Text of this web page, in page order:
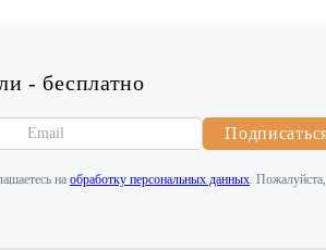
- бесплатно
на обработку персональных данных. Пожалуйста,